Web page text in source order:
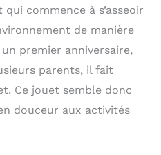
ludique et des
tout en
le contrôle du
mode veille
après 2 minutes
bébés de 6 à 12
12 à 24 mois, il
commence à s’asseoir
de manière
premier anniversaire,
parents, il fait
Ce jouet semble donc
douceur aux activités